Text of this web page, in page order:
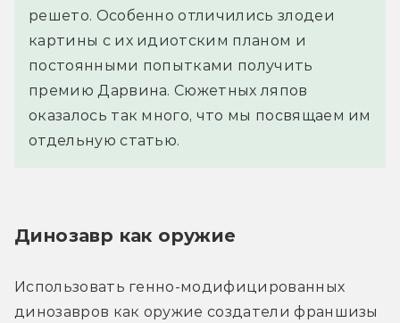
решето. Особенно отличились злодеи
картины с их идиотским планом и
постоянными попытками получить
премию Дарвина. Сюжетных ляпов
оказалось так много, что мы посвящаем им
отдельную статью.
Динозавр как оружие
Использовать генно-модифицированных
динозавров как оружие создатели франшизы